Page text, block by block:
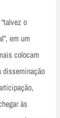
o
em um
colocam
disseminação
às